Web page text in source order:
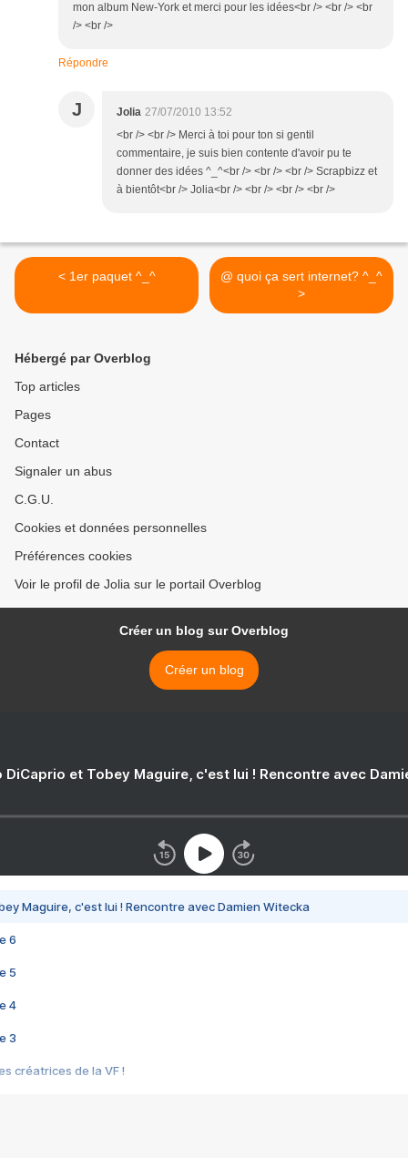
mon album New-York et merci pour les idées<br /> <br /> <br
/> <br />
Répondre
J Jolia 27/07/2010 13:52
<br /> <br /> Merci à toi pour ton si gentil
commentaire, je suis bien contente d'avoir pu te
donner des idées ^_^<br /> <br /> <br /> Scrapbizz et
à bientôt<br /> Jolia<br /> <br /> <br /> <br />
< 1er paquet ^_^
@ quoi ça sert internet? ^_^
>
Hébergé par Overblog
Top articles
Pages
Contact
Signaler un abus
C.G.U.
Cookies et données personnelles
Préférences cookies
Voir le profil de Jolia sur le portail Overblog
Créer un blog sur Overblog
Créer un blog
DiCaprio et Tobey Maguire, c'est lui ! Rencontre avec
Maguire, c'est lui ! Rencontre avec Damien Witecka
6
5
4
3
créatrices de la VF !